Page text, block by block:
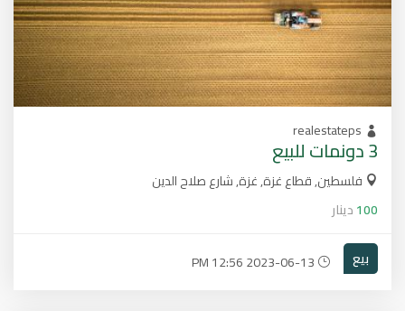
realestateps
3 دونمات للبيع
فلسطين, قطاع غزة, غزة, شارع صلاح الدين
100دينار
بيع